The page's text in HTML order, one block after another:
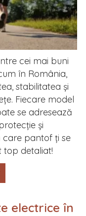
cei mai buni
în România,
stabilitatea și
Fiecare model
se adresează
și
care pantof ți se
top detaliat!
electrice în